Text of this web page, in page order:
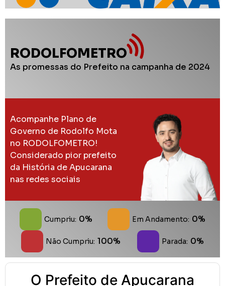
RODOLFOMETRO
As promessas do Prefeito na campanha de 2024
Acompanhe Plano de
Governo de Rodolfo Mota
no RODOLFOMETRO!
Considerado pior prefeito
da História de Apucarana
nas redes sociais
Cumpriu: 0% Em Andamento: 0%
Não Cumpriu: 100% Parada: 0%
O Prefeito de Apucarana